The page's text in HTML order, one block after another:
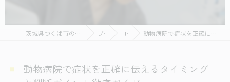
茨城県つくば市の動物病院ならつくば夜間動物病院 ブログ コラム 動物病院で症状を正確に伝えるタイミングと判断ポイント徹底ガイド
動物病院で症状を正確に伝えるタイミング